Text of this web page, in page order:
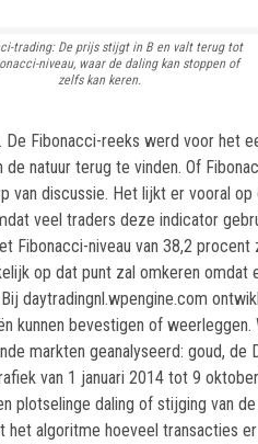
trading: De prijs stijgt in B en valt terug tot
niveau, waar de daling kan stoppen of
zelfs kan keren.
De Fibonacci-reeks werd voor het
de natuur terug te vinden. Of
van discussie. Het lijkt er vooral
veel traders deze indicator
Fibonacci-niveau van 38,2
op dat punt zal omkeren omdat
Bij daytradingnl.wpengine.com
kunnen bevestigen of
markten geanalyseerd: goud, de
van 1 januari 2014 tot 9
plotselinge daling of stijging van
het algoritme hoeveel transacties